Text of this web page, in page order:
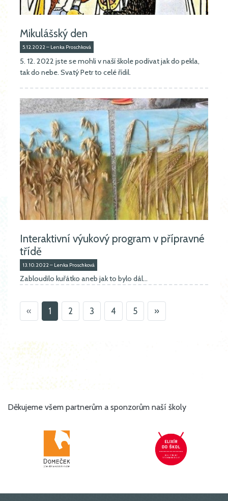
Mikulášský den
5.12.2022 – Lenka Proschková
5. 12. 2022 jste se mohli v naší škole podívat jak do pekla,
tak do nebe. Svatý Petr to celé řídil.
Interaktivní výukový program v přípravné
třídě
13.10.2022 – Lenka Proschková
Zabloudilo kuřátko aneb jak to bylo dál...
« 1 2 3 4 5 »
Děkujeme všem partnerům a sponzorům naší školy